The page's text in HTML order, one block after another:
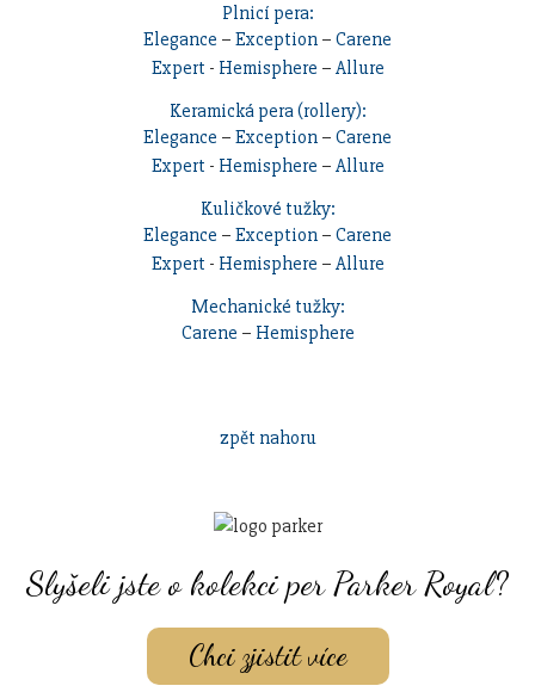
Plnicí pera:
Elegance – Exception – Carene
Expert - Hemisphere – Allure
Keramická pera (rollery):
Elegance – Exception – Carene
Expert - Hemisphere – Allure
Kuličkové tužky:
Elegance – Exception – Carene
Expert - Hemisphere – Allure
Mechanické tužky:
Carene – Hemisphere
zpět nahoru
Slyšeli jste o kolekci per Parker Royal?
Chci zjistit více